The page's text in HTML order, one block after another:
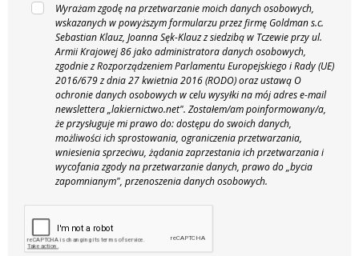
Wyrażam zgodę na przetwarzanie moich danych osobowych,
wskazanych w powyższym formularzu przez firmę Goldman s.c.
Sebastian Klauz, Joanna Sęk-Klauz z siedzibą w Tczewie przy ul.
Armii Krajowej 86 jako administratora danych osobowych,
zgodnie z Rozporządzeniem Parlamentu Europejskiego i Rady (UE)
2016/679 z dnia 27 kwietnia 2016 (RODO) oraz ustawą O
ochronie danych osobowych w celu wysyłki na mój adres e-mail
newslettera „lakiernictwo.net". Zostałem/am poinformowany/a,
że przysługuje mi prawo do: dostępu do swoich danych,
możliwości ich sprostowania, ograniczenia przetwarzania,
wniesienia sprzeciwu, żądania zaprzestania ich przetwarzania i
wycofania zgody na przetwarzanie danych, prawo do „bycia
zapomnianym", przenoszenia danych osobowych.